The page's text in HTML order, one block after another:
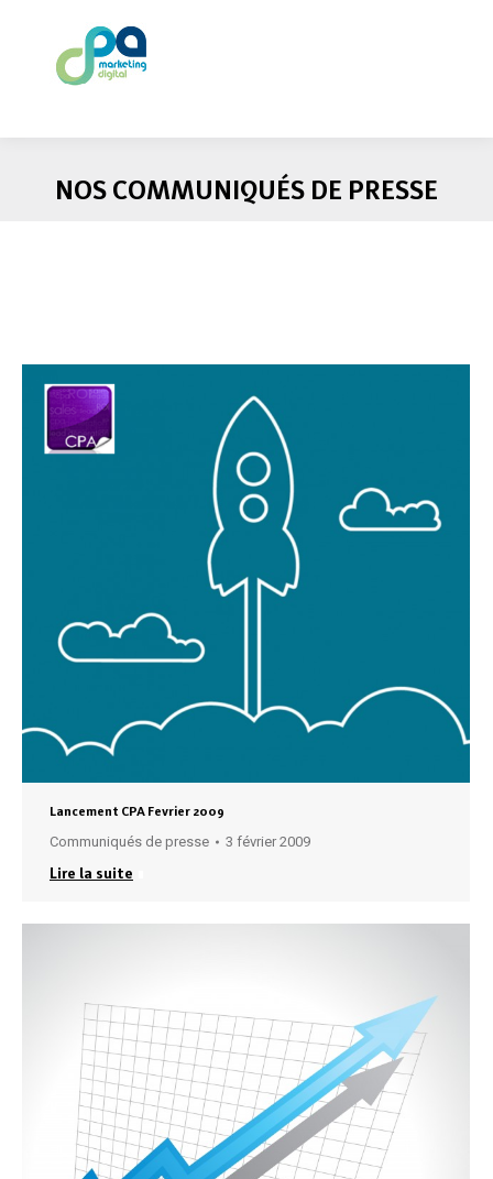
NOS COMMUNIQUÉS DE PRESSE
Lancement CPA Fevrier 2009
Communiqués de presse 3 février 2009
Lire la suite